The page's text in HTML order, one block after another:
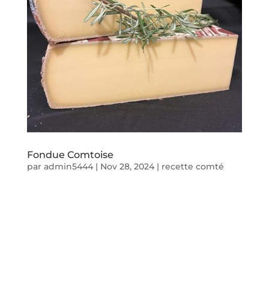
Fondue Comtoise
par admin5444| Nov 28, 2024| recette comté